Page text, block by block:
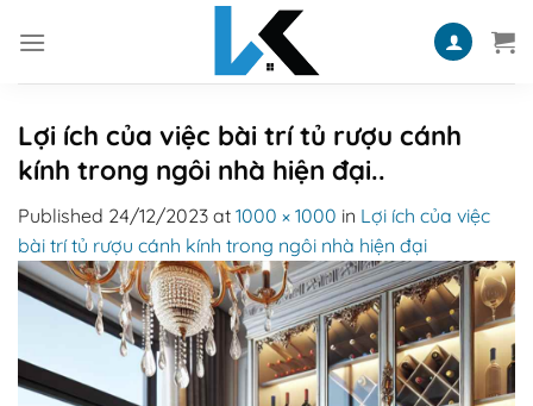
Lợi ích của việc bài trí tủ rượu cánh
kính trong ngôi nhà hiện đại..
Published 24/12/2023 at 1000 × 1000 in Lợi ích của việc
bài trí tủ rượu cánh kính trong ngôi nhà hiện đại